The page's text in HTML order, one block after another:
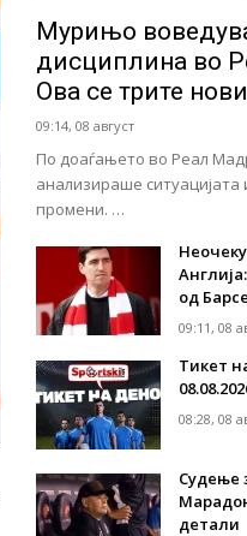
Мурињо
дисциплина во
Ова се трите
09:14, 08 август
По доаѓањето во Реал
анализираше
промени. …
од
09:11, 08
Тикет
08:28, 08
Судење
детали